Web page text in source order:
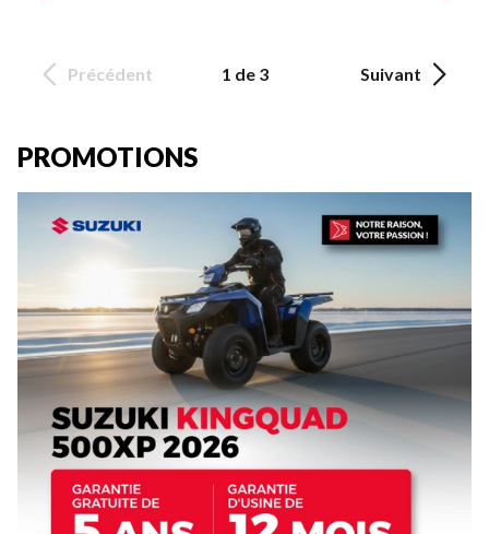
Précédent 1 de 3 Suivant
PROMOTIONS